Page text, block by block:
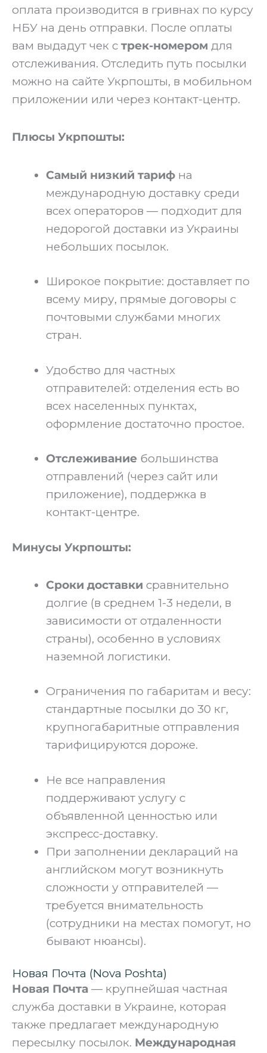
оплата производится в гривнах по курсу
НБУ на день отправки. После оплаты
вам выдадут чек с трек-номером для
отслеживания. Отследить путь посылки
можно на сайте Укрпошты, в мобильном
приложении или через контакт-центр.
Плюсы Укрпошты:
Самый низкий тариф на
международную доставку среди
всех операторов — подходит для
недорогой доставки из Украины
небольших посылок.
Широкое покрытие: доставляет по
всему миру, прямые договоры с
почтовыми службами многих
стран.
Удобство для частных
отправителей: отделения есть во
всех населенных пунктах,
оформление достаточно простое.
Отслеживание большинства
отправлений (через сайт или
приложение), поддержка в
контакт-центре.
Минусы Укрпошты:
Сроки доставки сравнительно
долгие (в среднем 1-3 недели, в
зависимости от отдаленности
страны), особенно в условиях
наземной логистики.
Ограничения по габаритам и весу:
стандартные посылки до 30 кг,
крупногабаритные отправления
тарифицируются дороже.
Не все направления
поддерживают услугу с
объявленной ценностью или
экспресс-доставку.
При заполнении деклараций на
английском могут возникнуть
сложности у отправителей —
требуется внимательность
(сотрудники на местах помогут, но
бывают нюансы).
Новая Почта (Nova Poshta)
Новая Почта — крупнейшая частная
служба доставки в Украине, которая
также предлагает международную
пересылку посылок. Международная